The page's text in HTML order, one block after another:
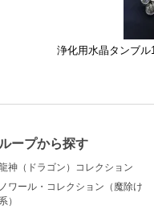
浄化用水晶タンブル
ープから探す
神（ドラゴン）コレクション
ノワール・コレクション（魔除け
系）